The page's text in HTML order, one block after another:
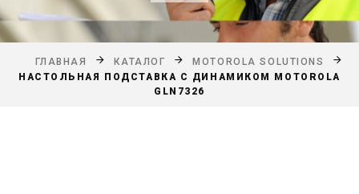
ГЛАВНАЯ КАТАЛОГ
MOTOROLA SOLUTIONS
НАСТОЛЬНАЯ ПОДСТАВКА С ДИНАМИКОМ MOTOROLA
GLN7326